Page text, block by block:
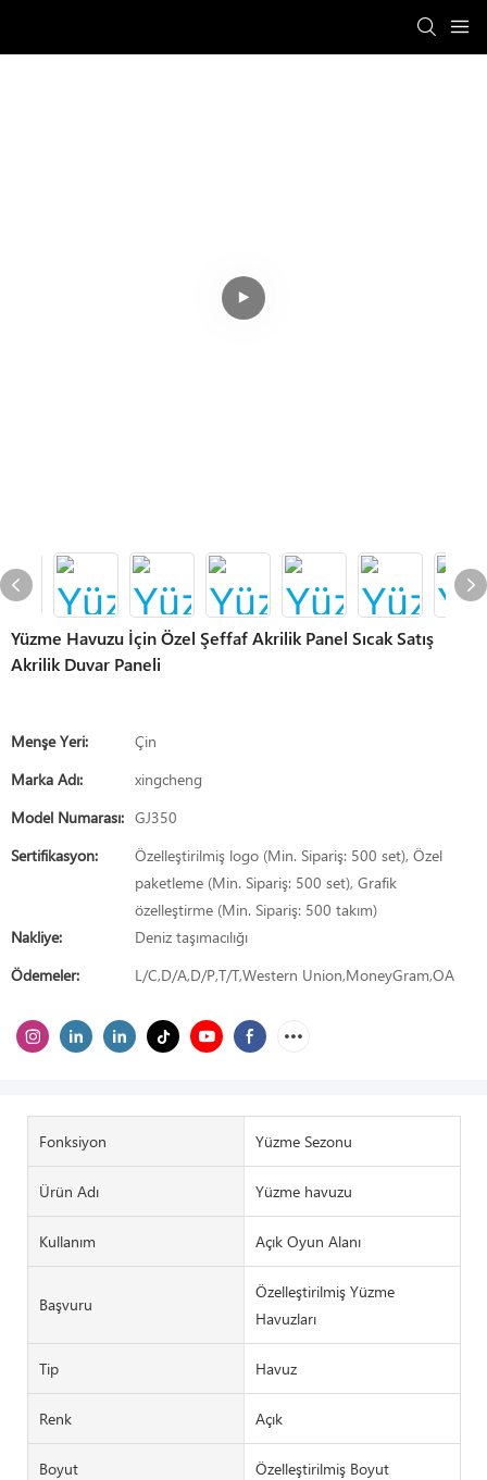
Yüzme Havuzu İçin Özel Şeffaf Akrilik Panel Sıcak Satış
Akrilik Duvar Paneli
Menşe Yeri:
Çin
Marka Adı:
xingcheng
Model Numarası: GJ350
Sertifikasyon:
Özelleştirilmiş logo (Min. Sipariş: 500 set), Özel
paketleme (Min. Sipariş: 500 set), Grafik
özelleştirme (Min. Sipariş: 500 takım)
Nakliye:
Deniz taşımacılığı
Ödemeler:
L/C,D/A,D/P,T/T,Western Union,MoneyGram,OA
Fonksiyon Yüzme Sezonu
Ürün Adı Yüzme havuzu
Kullanım Açık Oyun Alanı
Başvuru
Özelleştirilmiş Yüzme
Havuzları
Tip Havuz
Renk Açık
Boyut Özelleştirilmiş Boyut